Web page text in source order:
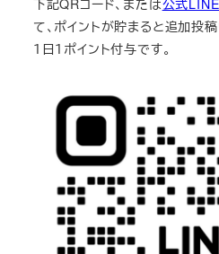
下記QRコード、または公式
て、ポイントが貯まると追加投稿
１日１ポイント付与です。